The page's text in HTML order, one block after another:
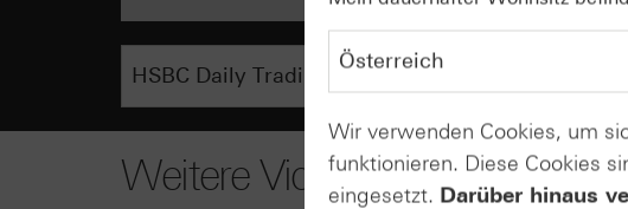
Weitere Videos
Wir verwenden Cookies, um
funktionieren. Diese Cookies
eingesetzt. Darüber hinaus